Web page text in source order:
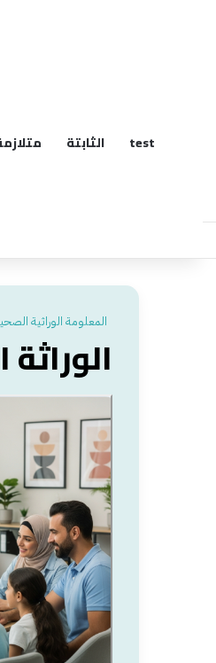
الثابتة test
المعلومة الوراثية